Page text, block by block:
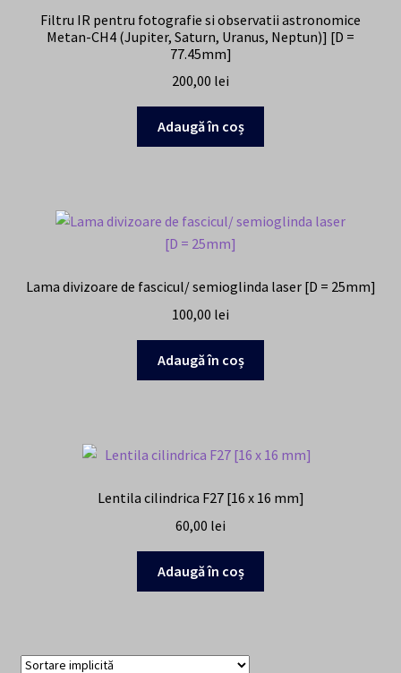
Filtru IR pentru fotografie si observatii astronomice
Metan-CH4 (Jupiter, Saturn, Uranus, Neptun)] [D =
77.45mm]
200,00 lei
Adaugă în coș
Lama divizoare de fascicul/ semioglinda laser [D = 25mm]
100,00 lei
Adaugă în coș
Lentila cilindrica F27 [16 x 16 mm]
60,00 lei
Adaugă în coș